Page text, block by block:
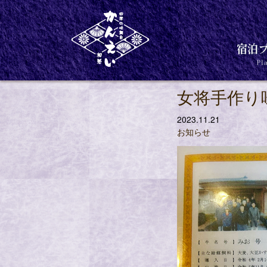
お知らせ
女将手作り
2023.11.21
お知らせ